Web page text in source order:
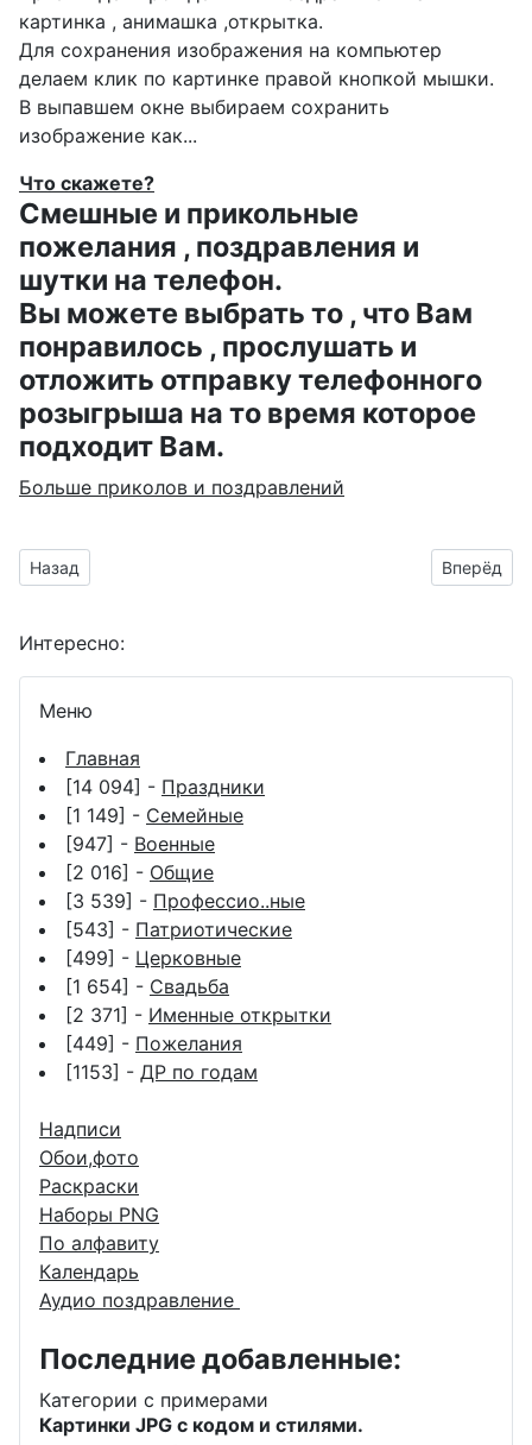
картинка , анимашка ,открытка.
Для сохранения изображения на компьютер
делаем клик по картинке правой кнопкой мышки.
В выпавшем окне выбираем сохранить
изображение как...
Что скажете?
Смешные и прикольные
пожелания , поздравления и
шутки на телефон.
Вы можете выбрать то , что Вам
понравилось , прослушать и
отложить отправку телефонного
розыгрыша на то время которое
подходит Вам.
Больше приколов и поздравлений
Предыдущий материал: гиф картинки с мужским именем
Назад Вперёд
Интересно:
Меню
Главная
[14 094] - Праздники
[1 149] - Семейные
[947] - Военные
[2 016] - Общие
[3 539] - Профессио..ные
[543] - Патриотические
[499] - Церковные
[1 654] - Свадьба
[2 371] - Именные открытки
[449] - Пожелания
[1153] - ДР по годам
Надписи
Обои,фото
Раскраски
Наборы PNG
По алфавиту
Календарь
Аудио поздравление
Последние добавленные:
Категории с примерами
Картинки JPG с кодом и стилями.